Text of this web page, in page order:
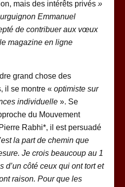
mais des intérêts privés »
Emmanuel
de contribuer aux vœux
magazine en ligne
grand chose des
il se montre « optimiste sur
individuelle». Se
du Mouvement
Rabhi*, il est persuadé
la part de chemin que
Je crois beaucoup au 1
d’un côté ceux qui ont tort et
raison. Pour que les